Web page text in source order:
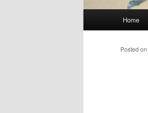
Skip
to
Home
Posted on